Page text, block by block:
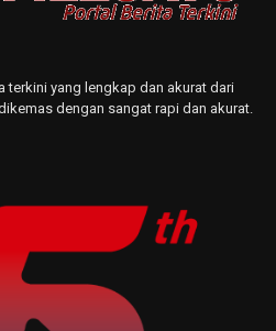
terkini yang lengkap dan akurat dari
dengan sangat rapi dan akurat.